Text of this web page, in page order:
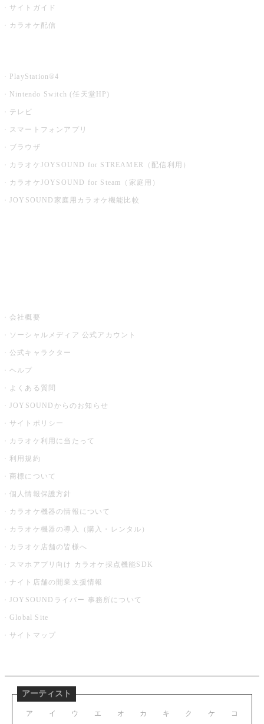
サイトガイド
カラオケ配信
PlayStation®4
Nintendo Switch (任天堂HP)
テレビ
スマートフォンアプリ
ブラウザ
カラオケJOYSOUND for STREAMER（配信利用）
カラオケJOYSOUND for Steam（家庭用）
JOYSOUND家庭用カラオケ機能比較
会社概要
ソーシャルメディア 公式アカウント
公式キャラクター
ヘルプ
よくある質問
JOYSOUNDからのお知らせ
サイトポリシー
カラオケ利用に当たって
利用規約
商標について
個人情報保護方針
カラオケ機器の情報について
カラオケ機器の導入（購入・レンタル）
カラオケ店舗の皆様へ
スマホアプリ向け カラオケ採点機能SDK
ナイト店舗の開業支援情報
JOYSOUNDライバー 事務所について
Global Site
サイトマップ
アーティスト
ア イ ウ エ オ カ キ ク ケ コ